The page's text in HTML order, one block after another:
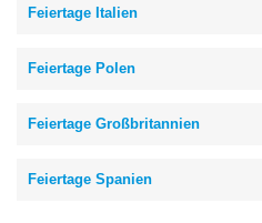
Feiertage Italien
Feiertage Polen
Feiertage Großbritannien
Feiertage Spanien